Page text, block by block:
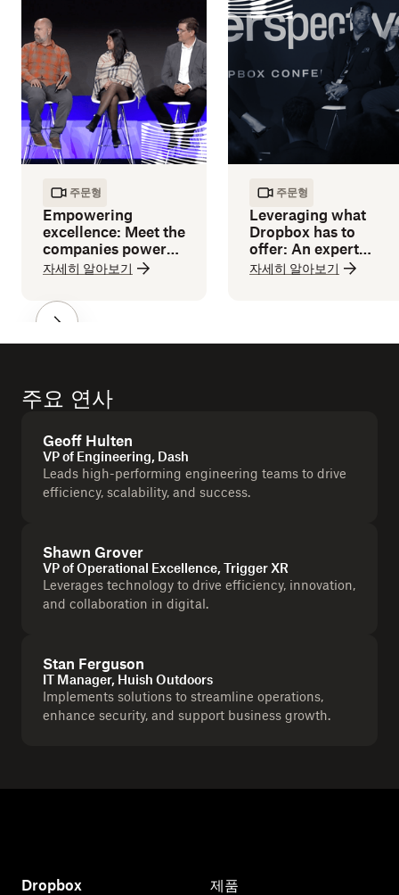
주문형
Empowering
excellence: Meet the
companies powered
by Dropbox
자세히 알아보기
주문형
Leveraging what
Dropbox has to
offer: An expert
guide
자세히 알아보기
주요 연사
Geoff Hulten
VP of Engineering, Dash
Leads high-performing engineering teams to drive
efficiency, scalability, and success.
Shawn Grover
VP of Operational Excellence, Trigger XR
Leverages technology to drive efficiency, innovation,
and collaboration in digital.
Stan Ferguson
IT Manager, Huish Outdoors
Implements solutions to streamline operations,
enhance security, and support business growth.
Dropbox 제품